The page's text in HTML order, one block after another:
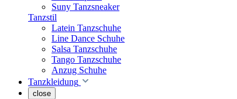
Suny Tanzsneaker
Tanzstil
Latein Tanzschuhe
Line Dance Schuhe
Salsa Tanzschuhe
Tango Tanzschuhe
Anzug Schuhe
Tanzkleidung
close